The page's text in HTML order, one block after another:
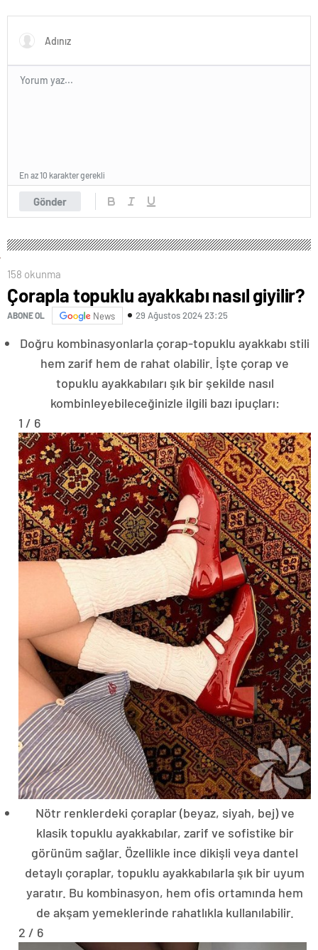
Gönder
En az 10 karakter gerekli
158 okunma
Çorapla topuklu ayakkabı nasıl giyilir?
ABONE OL News 29 Ağustos 2024 23:25
Doğru kombinasyonlarla çorap-topuklu ayakkabı stili
hem zarif hem de rahat olabilir. İşte çorap ve
topuklu ayakkabıları şık bir şekilde nasıl
kombinleyebileceğinizle ilgili bazı ipuçları:
1 / 6
Nötr renklerdeki çoraplar (beyaz, siyah, bej) ve
klasik topuklu ayakkabılar, zarif ve sofistike bir
görünüm sağlar. Özellikle ince dikişli veya dantel
detaylı çoraplar, topuklu ayakkabılarla şık bir uyum
yaratır. Bu kombinasyon, hem ofis ortamında hem
de akşam yemeklerinde rahatlıkla kullanılabilir.
2 / 6